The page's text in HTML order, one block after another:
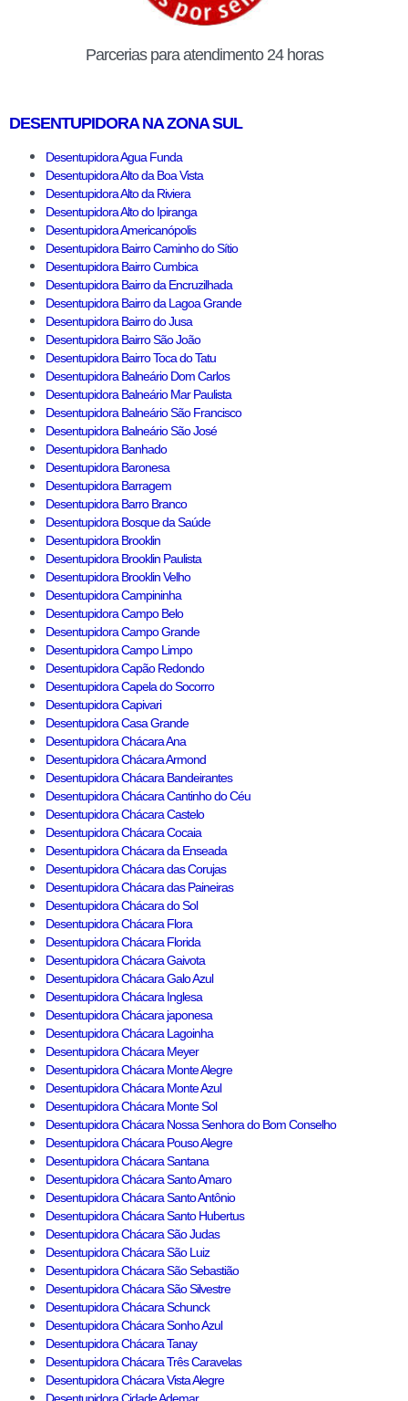
Parcerias para atendimento 24 horas
DESENTUPIDORA NA ZONA SUL
Desentupidora Agua Funda
Desentupidora Alto da Boa Vista
Desentupidora Alto da Riviera
Desentupidora Alto do Ipiranga
Desentupidora Americanópolis
Desentupidora Bairro Caminho do Sítio
Desentupidora Bairro Cumbica
Desentupidora Bairro da Encruzilhada
Desentupidora Bairro da Lagoa Grande
Desentupidora Bairro do Jusa
Desentupidora Bairro São João
Desentupidora Bairro Toca do Tatu
Desentupidora Balneário Dom Carlos
Desentupidora Balneário Mar Paulista
Desentupidora Balneário São Francisco
Desentupidora Balneário São José
Desentupidora Banhado
Desentupidora Baronesa
Desentupidora Barragem
Desentupidora Barro Branco
Desentupidora Bosque da Saúde
Desentupidora Brooklin
Desentupidora Brooklin Paulista
Desentupidora Brooklin Velho
Desentupidora Campininha
Desentupidora Campo Belo
Desentupidora Campo Grande
Desentupidora Campo Limpo
Desentupidora Capão Redondo
Desentupidora Capela do Socorro
Desentupidora Capivari
Desentupidora Casa Grande
Desentupidora Chácara Ana
Desentupidora Chácara Armond
Desentupidora Chácara Bandeirantes
Desentupidora Chácara Cantinho do Céu
Desentupidora Chácara Castelo
Desentupidora Chácara Cocaia
Desentupidora Chácara da Enseada
Desentupidora Chácara das Corujas
Desentupidora Chácara das Paineiras
Desentupidora Chácara do Sol
Desentupidora Chácara Flora
Desentupidora Chácara Florida
Desentupidora Chácara Gaivota
Desentupidora Chácara Galo Azul
Desentupidora Chácara Inglesa
Desentupidora Chácara japonesa
Desentupidora Chácara Lagoinha
Desentupidora Chácara Meyer
Desentupidora Chácara Monte Alegre
Desentupidora Chácara Monte Azul
Desentupidora Chácara Monte Sol
Desentupidora Chácara Nossa Senhora do Bom Conselho
Desentupidora Chácara Pouso Alegre
Desentupidora Chácara Santana
Desentupidora Chácara Santo Amaro
Desentupidora Chácara Santo Antônio
Desentupidora Chácara Santo Hubertus
Desentupidora Chácara São Judas
Desentupidora Chácara São Luiz
Desentupidora Chácara São Sebastião
Desentupidora Chácara São Silvestre
Desentupidora Chácara Schunck
Desentupidora Chácara Sonho Azul
Desentupidora Chácara Tanay
Desentupidora Chácara Três Caravelas
Desentupidora Chácara Vista Alegre